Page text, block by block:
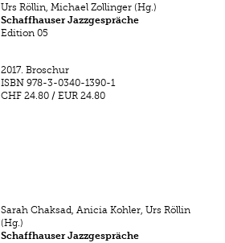
Urs Röllin, Michael Zollinger (Hg.)
Schaffhauser Jazzgespräche
Edition 05
2017. Broschur
ISBN 978-3-0340-1390-1
CHF 24.80 /EUR 24.80
Sarah Chaksad, Anicia Kohler, Urs Röllin
(Hg.)
Schaffhauser Jazzgespräche